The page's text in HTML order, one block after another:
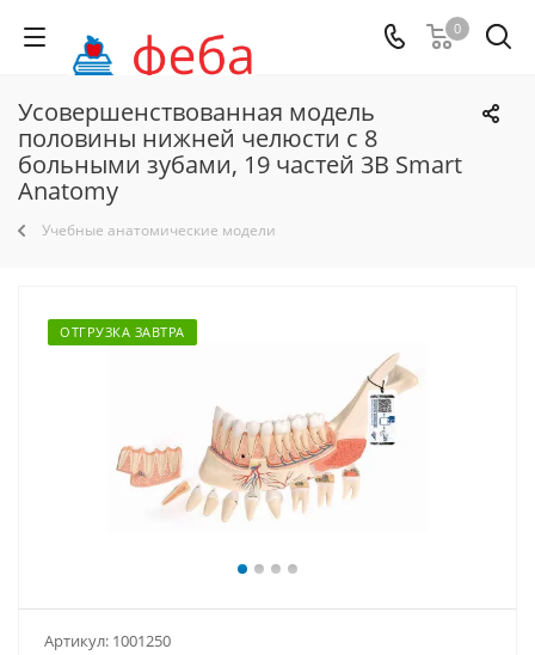
0
Усовершенствованная модель
половины нижней челюсти с 8
больными зубами, 19 частей 3B Smart
Anatomy
Учебные анатомические модели
ОТГРУЗКА ЗАВТРА
Артикул: 1001250